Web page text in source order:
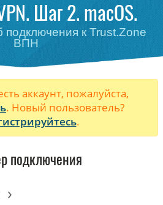
Шаг 2. macOS.
к Trust.Zone
ВПН
аккаунт, пожалуйста,
. Новый пользователь?
.
подключения
›